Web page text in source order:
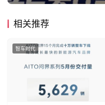
a
相关推荐
智车时代